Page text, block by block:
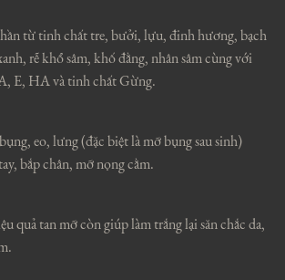
từ tinh chất tre, bưởi, lựu, đinh hương, bạch
rễ khổ sâm, khố đằng, nhân sâm cùng với
E, HA và tinh chất Gừng.
eo, lưng (đặc biệt là mỡ bụng sau sinh)
bắp chân, mỡ nọng cằm.
quả tan mỡ còn giúp làm trắng lại săn chắc da,